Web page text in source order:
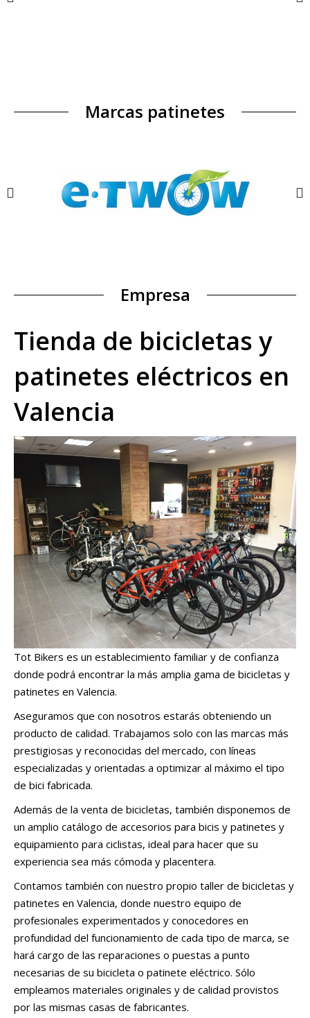
Marcas patinetes
Empresa
Tienda de bicicletas y
patinetes eléctricos en
Valencia
Tot Bikers es un establecimiento familiar y de confianza
donde podrá encontrar la más amplia gama de bicicletas y
patinetes en Valencia.
Aseguramos que con nosotros estarás obteniendo un
producto de calidad. Trabajamos solo con las marcas más
prestigiosas y reconocidas del mercado, con líneas
especializadas y orientadas a optimizar al máximo el tipo
de bici fabricada.
Además de la venta de bicicletas, también disponemos de
un amplio catálogo de accesorios para bicis y patinetes y
equipamiento para ciclistas, ideal para hacer que su
experiencia sea más cómoda y placentera.
Contamos también con nuestro propio taller de bicicletas y
patinetes en Valencia, donde nuestro equipo de
profesionales experimentados y conocedores en
profundidad del funcionamiento de cada tipo de marca, se
hará cargo de las reparaciones o puestas a punto
necesarias de su bicicleta o patinete eléctrico. Sólo
empleamos materiales originales y de calidad provistos
por las mismas casas de fabricantes.